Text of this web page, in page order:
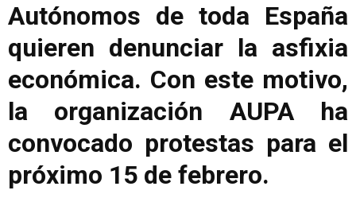
Autónomos de toda España
quieren denunciar la asfixia
económica. Con este motivo,
la organización AUPA ha
convocado protestas para el
próximo 15 de febrero.